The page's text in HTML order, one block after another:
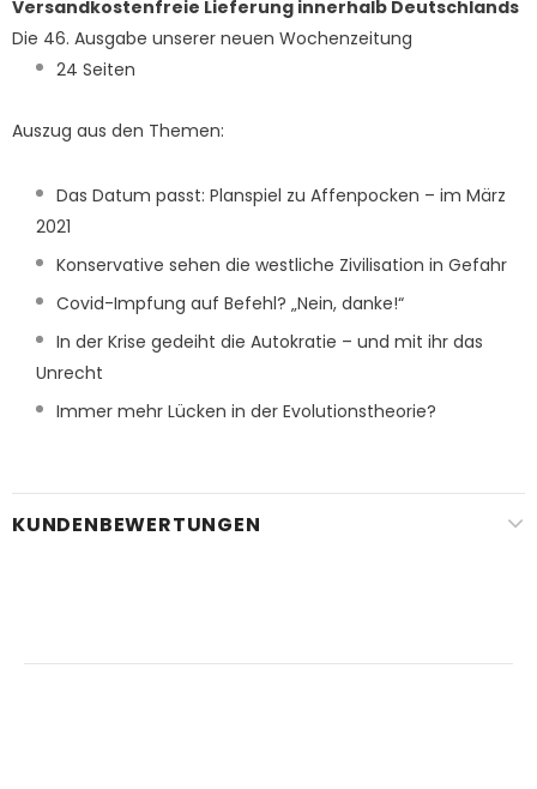
Versandkostenfreie Lieferung innerhalb Deutschlands
Die 46. Ausgabe unserer neuen Wochenzeitung
24 Seiten
Auszug aus den Themen:
Das Datum passt: Planspiel zu Affenpocken – im März
2021
Konservative sehen die westliche Zivilisation in Gefahr
Covid-Impfung auf Befehl? „Nein, danke!“
In der Krise gedeiht die Autokratie – und mit ihr das
Unrecht
Immer mehr Lücken in der Evolutionstheorie?
KUNDENBEWERTUNGEN